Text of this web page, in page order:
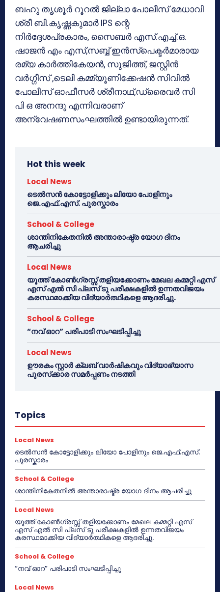
ബഹു തൃശൂർ റൂറൽ ജില്ലാ പോലീസ് മേധാവി
ശ്രീ ബി.കൃഷ്ണകുമാർ IPS ന്റെ
നിർദ്ദേശപ്രകാരം, സൈബർ എസ്.എച്ച്.ഒ.
ഷാജൻ എം എസ്,സബ്ബ് ഇൻസ്പെക്ടർമാരായ
രമ്യ കാർത്തികേയൻ, സുജിത്ത്, ജസ്റ്റിൻ
വർഗ്ഗീസ് ,ടെലി കമ്മ്യൂണിക്കേഷൻ സിവിൽ
പോലീസ് ഓഫീസർ ശ്രീനാഥ്,ഡ്രൈവർ സി
പി ഒ അനന്ദു എന്നിവരാണ്
അന്വേഷണസംഘത്തിൽ ഉണ്ടായിരുന്നത്.
Hot this week
Local News
ടെൽസൻ കോട്ടോളിക്കും ലിയോ പോളിനും
ജെ.എഫ്.എസ്. പുരസ്കാരം
School & College
ശാന്തിനികേതനിൽ അന്താരാഷ്ട്ര യോഗ ദിനം
ആചരിച്ചു
Local News
യൂത്ത് കോൺഗ്രസ്സ് തളിയക്കോണം മേഖല കമ്മറ്റി എസ്
എസ് എൽ സി പ്ലസ് ടു പരീക്ഷകളിൽ ഉന്നതവിജയം
കരസ്ഥമാക്കിയ വിദ്യാർത്ഥികളെ ആദരിച്ചു.
School & College
“നവ് ഓറ” പരിപാടി സംഘടിപ്പിച്ചു
Local News
ഊരകം സ്റ്റാർ ക്ലബ് വാർഷികവും വിദ്യാഭ്യാസ
പുരസ്‌ക്കാര സമർപ്പണം നടത്തി
Topics
Local News
ടെൽസൻ കോട്ടോളിക്കും ലിയോ പോളിനും ജെ.എഫ്.എസ്.
പുരസ്കാരം
School & College
ശാന്തിനികേതനിൽ അന്താരാഷ്ട്ര യോഗ ദിനം ആചരിച്ചു
Local News
യൂത്ത് കോൺഗ്രസ്സ് തളിയക്കോണം മേഖല കമ്മറ്റി എസ്
എസ് എൽ സി പ്ലസ് ടു പരീക്ഷകളിൽ ഉന്നതവിജയം
കരസ്ഥമാക്കിയ വിദ്യാർത്ഥികളെ ആദരിച്ചു.
School & College
“നവ് ഓറ” പരിപാടി സംഘടിപ്പിച്ചു
Local News